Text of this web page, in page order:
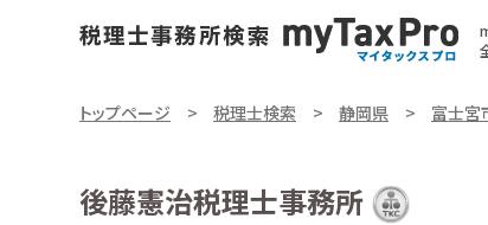
トップページ 税理士検索 静岡県 富士宮
後藤憲治税理士事務所